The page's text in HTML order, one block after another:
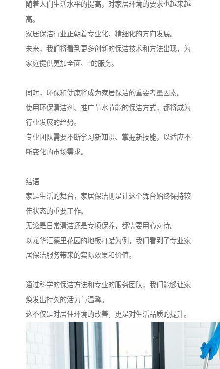
随着人们生活水平的提高，对家居环境的要求也越来越
高。
家居保洁行业正朝着专业化、精细化的方向发展。
未来，我们将看到更多创新的保洁技术和方法出现，为
家庭提供更加全面、*的服务。
同时，环保和健康将成为家居保洁的重要考量因素。
使用环保清洁剂、推广节水节能的保洁方式，都将成为
行业发展的趋势。
专业团队需要不断学习新知识、掌握新技能，以适应不
断变化的市场需求。
结语
家是生活的舞台，家居保洁则是让这个舞台始终保持较
佳状态的重要工作。
无论是日常清洁还是专项保养，都需要用心对待。
以龙华汇德里花园的地板打蜡为例，我们看到了专业家
居保洁服务带来的实际效果和价值。
通过科学的保洁方法和专业的服务团队，我们能够让家
焕发出持久的活力与温馨。
这不仅是对居住环境的改善，更是对生活品质的提升。